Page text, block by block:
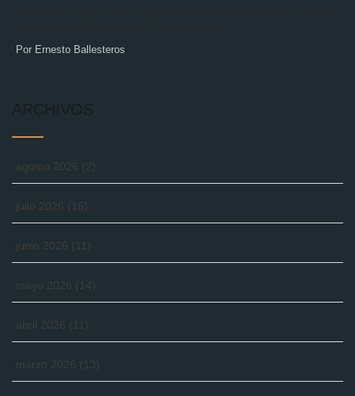
Por Ernesto Ballesteros
ARCHIVOS
agosto 2026 (2)
julio 2026 (16)
junio 2026 (11)
mayo 2026 (14)
abril 2026 (11)
marzo 2026 (13)